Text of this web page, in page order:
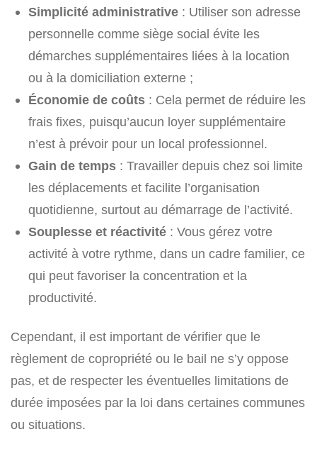
Simplicité administrative : Utiliser son adresse
personnelle comme siège social évite les
démarches supplémentaires liées à la location
ou à la domiciliation externe ;
Économie de coûts : Cela permet de réduire les
frais fixes, puisqu’aucun loyer supplémentaire
n’est à prévoir pour un local professionnel.
Gain de temps : Travailler depuis chez soi limite
les déplacements et facilite l’organisation
quotidienne, surtout au démarrage de l’activité.
Souplesse et réactivité : Vous gérez votre
activité à votre rythme, dans un cadre familier, ce
qui peut favoriser la concentration et la
productivité.
Cependant, il est important de vérifier que le
règlement de copropriété ou le bail ne s’y oppose
pas, et de respecter les éventuelles limitations de
durée imposées par la loi dans certaines communes
ou situations.